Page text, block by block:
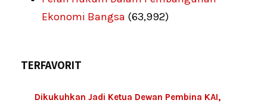
Ekonomi Bangsa (63,992)
TERFAVORIT
Dikukuhkan Jadi Ketua Dewan Pembina KAI,